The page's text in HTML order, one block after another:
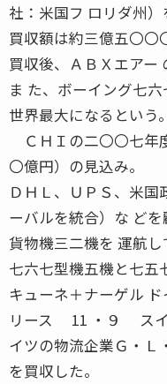
社：米国フ ロリダ州）
買収額は約三億五〇〇
買収後、ＡＢＸエアー
ま た、ボーイング七
世界最大になるという。
ＣＨＩの二〇〇七年
〇億円）の見込み。
ＤＨＬ、ＵＰＳ、米国
ーバルを統合）な どを
貨物機三二機を 運航
七六七型機五機と七五
キューネ＋ナーゲル
リース 11 ・９ スイ
イツの物流企業Ｇ・Ｌ
を買収した。